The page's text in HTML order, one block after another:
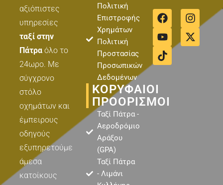
αξιόπιστες
υπηρεσίες
ταξί στην
Πάτραόλο το
24ωρο. Με
σύγχρονο
στόλο
οχημάτων και
έμπειρους
οδηγούς
εξυπηρετούμε
άμεσα
κατοίκους
Πολιτική
Επιστροφής
Χρημάτων
Πολιτική
Προστασίας
Προσωπικών
Δεδομένων
ΚΟΡΥΦΑΊΟΙ
ΠΡΟΟΡΙΣΜΟΊ
Ταξί Πάτρα -
Αεροδρόμιο
Αράξου
(GPA)
Ταξί Πάτρα
- Λιμάνι
F
a
c
e
b
o
I
n
s
t
Y
o
u
t
u
b
X
-
t
w
T
i
k
t
o
k